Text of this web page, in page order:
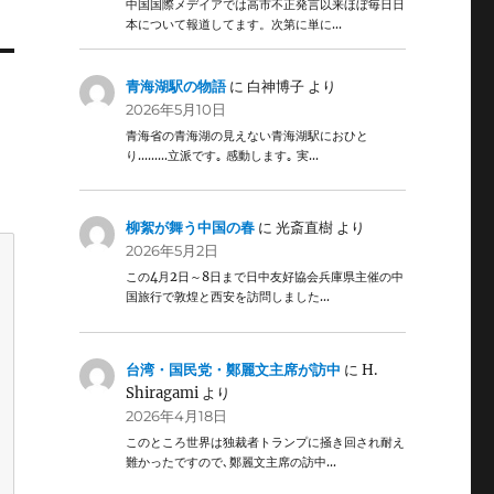
中国国際メデイアでは高市不正発言以来ほぼ毎日日
本について報道してます。次第に単に…
青海湖駅の物語に 白神博子 より
2026年5月10日
青海省の青海湖の見えない青海湖駅におひと
り………立派です｡ 感動します｡ 実…
柳絮が舞う中国の春 に光斎直樹 より
2026年5月2日
この4月2日～8日まで日中友好協会兵庫県主催の中
国旅行で敦煌と西安を訪問しました…
台湾・国民党・鄭麗文主席が訪中 にH.
Shiragami より
2026年4月18日
このところ世界は独裁者トランプに掻き回され耐え
難かったですので､鄭麗文主席の訪中…